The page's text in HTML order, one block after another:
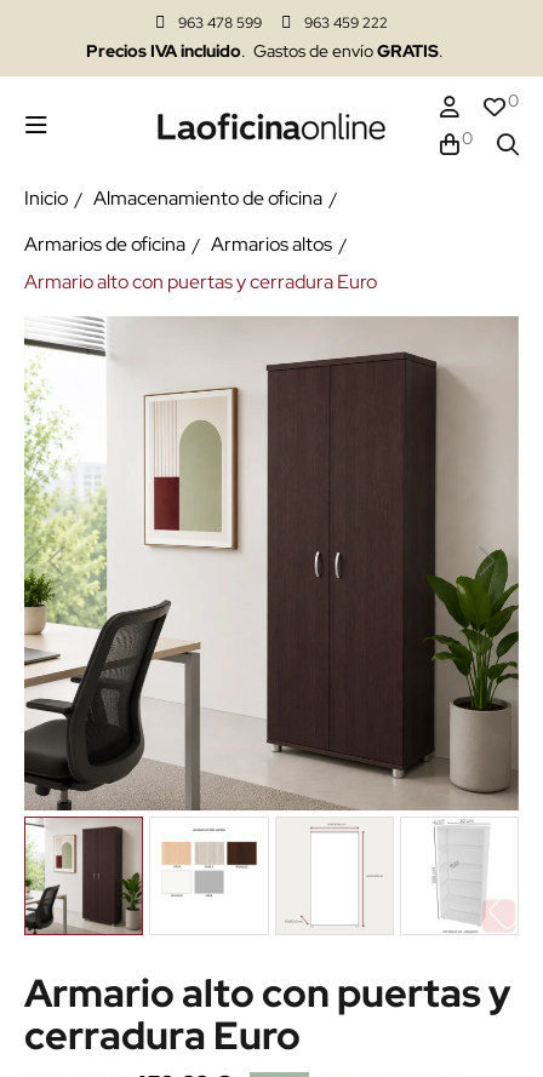
963 478 599 963 459 222
Precios IVA incluido. Gastos de envíoGRATIS.
0
0
Inicio
Almacenamiento de oficina
Armarios de oficina
Armarios altos
Armario alto con puertas y cerradura Euro
Armario alto con puertas y
cerradura Euro